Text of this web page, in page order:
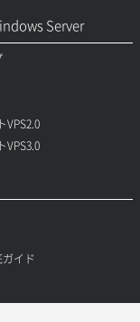
Server
VPS2.0
VPS3.0
イド